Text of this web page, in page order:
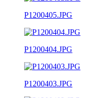
P1200405.JPG
P1200404.JPG
P1200403.JPG